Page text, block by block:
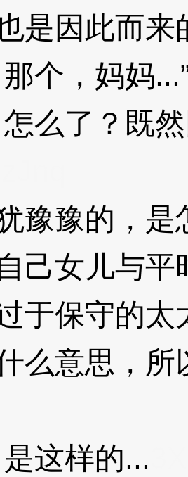
是因此而来
个，妈妈
了？既然
豫的，是
女儿与平
于保守的
么意思，
这样的...